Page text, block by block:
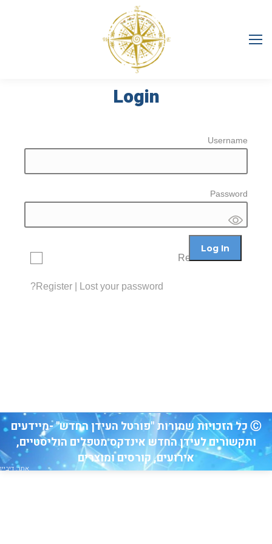
Login
Username
Password
Remember Me
Register Lost your password?
Ⓒ כל הזכויות שמורות "פורטל העידן החדש" -מיידעים
ותקשורים לעידן החדש אינדקס מטפלים הוליסטיים,
אירועים, קורסים ומוצרים
אתר: דיביין